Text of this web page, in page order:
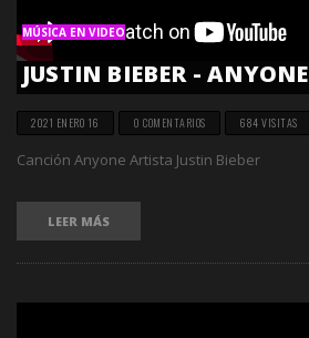
MÚSICA EN VIDEO
JUSTIN BIEBER - ANYONE
2021 ENERO 16 0 COMENTARIOS 684 VISITAS
Canción Anyone Artista Justin Bieber
LEER MÁS